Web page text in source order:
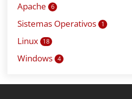
Apache 6
Sistemas Operativos 1
Linux 18
Windows 4